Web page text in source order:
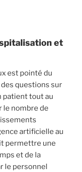
et
est pointé du
questions sur
patient tout au
le nombre de
artificielle au
permettre une
et de la
le personnel